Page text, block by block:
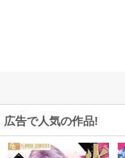
広告で人気の作品!